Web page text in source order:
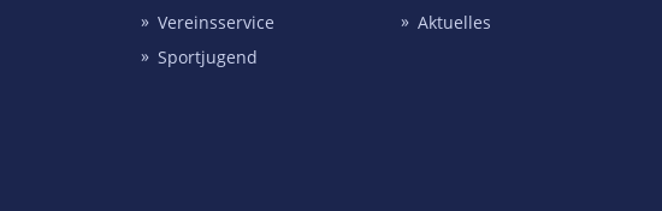
Vereins­service
Sport­jugend
Aktuelles